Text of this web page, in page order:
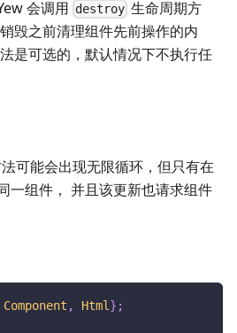
会调用 destroy 生命周期方
毁之前清理组件先前操作的内
是可选的，默认情况下不执行任
可能会出现无限循环，但只有在
一组件， 并且该更新也请求组件
Component , Html} ;